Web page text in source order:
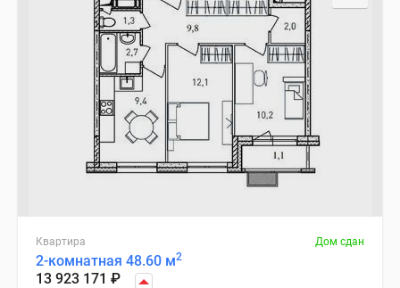
Квартира Дом сдан
2-комнатная 48.60 м2
13 923 171 ₽